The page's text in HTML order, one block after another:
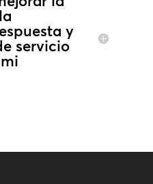
y
servicio